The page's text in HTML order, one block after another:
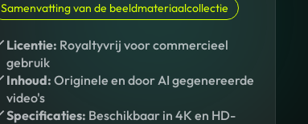
Samenvatting van de beeldmateriaalcollectie
Licentie: Royaltyvrij voor commercieel
gebruik
Inhoud: Originele en door AI gegenereerde
video's
Specificaties: Beschikbaar in 4K en HD-